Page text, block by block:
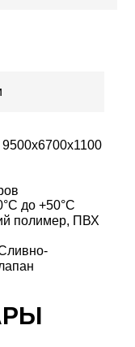
9500х6700х1100
до +50°С
полимер, ПВХ